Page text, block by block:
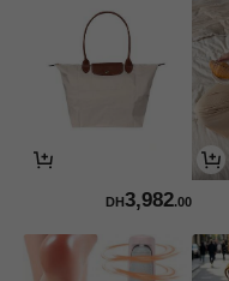
DH3,982.00